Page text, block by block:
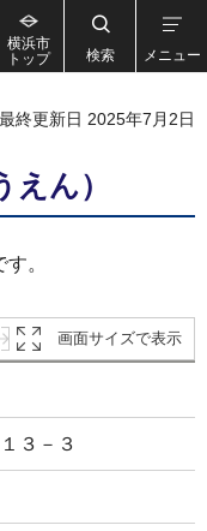
横浜市
トップ
検索 メニュー
最終更新日 2025年7月2日
ん）
。
画面サイズで表示
３－３